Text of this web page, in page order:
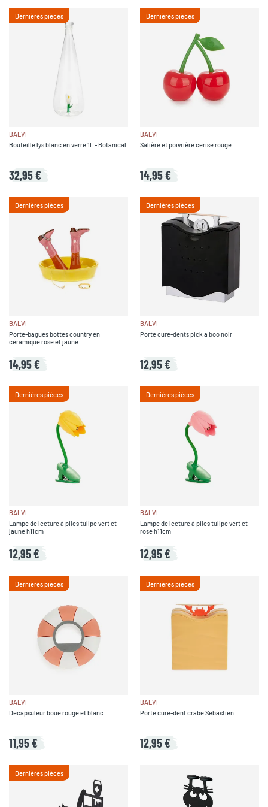
Dernières pièces
BALVI
Bouteille lys blanc en verre 1L - Botanical
32,95 €
Dernières pièces
BALVI
Salière et poivrière cerise rouge
14,95 €
Dernières pièces
BALVI
Porte-bagues bottes country en
céramique rose et jaune
14,95 €
Dernières pièces
BALVI
Porte cure-dents pick a boo noir
12,95 €
Dernières pièces
BALVI
Lampe de lecture à piles tulipe vert et
jaune h11cm
12,95 €
Dernières pièces
BALVI
Lampe de lecture à piles tulipe vert et
rose h11cm
12,95 €
Dernières pièces
BALVI
Décapsuleur boué rouge et blanc
11,95 €
Dernières pièces
BALVI
Porte cure-dent crabe Sébastien
12,95 €
Dernières pièces